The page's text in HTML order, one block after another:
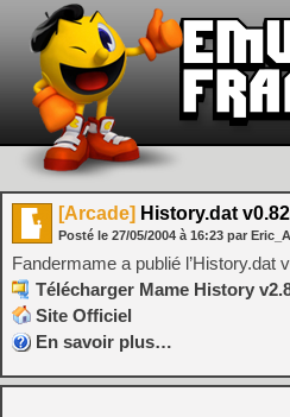
[Arcade] History.dat
Posté le 27/05/2004 à 16:23 par
Fandermame a publié l’History.dat
Télécharger Mame History
Site Officiel
En savoir plus…